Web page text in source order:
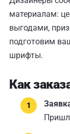
материалам:
выгодами,
подготовим
шрифты.
Как